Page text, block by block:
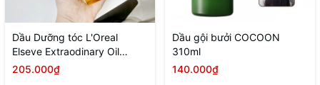
Dầu Dưỡng tóc L'Oreal
Elseve Extraodinary Oil
100ml
205.000₫
Dầu gội bưởi COCOON
310ml
140.000₫